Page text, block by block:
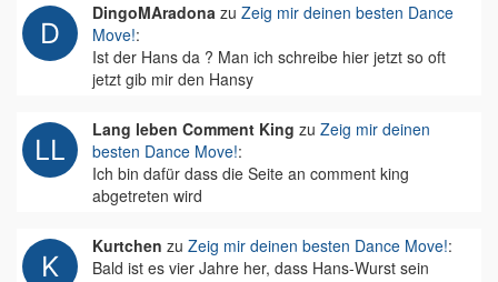
DingoMAradona zu Zeig mir deinen besten Dance
Move!:
Ist der Hans da ? Man ich schreibe hier jetzt so oft
jetzt gib mir den Hansy
Lang leben Comment King zu Zeig mir deinen
besten Dance Move!:
Ich bin dafür dass die Seite an comment king
abgetreten wird
Kurtchen zu Zeig mir deinen besten Dance Move!:
Bald ist es vier Jahre her, dass Hans-Wurst sein